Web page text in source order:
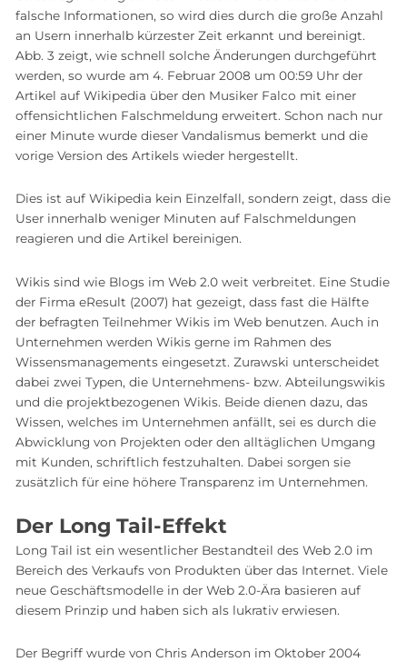
falsche Informationen, so wird dies durch die große Anzahl
an Usern innerhalb kürzester Zeit erkannt und bereinigt.
Abb. 3 zeigt, wie schnell solche Änderungen durchgeführt
werden, so wurde am 4. Februar 2008 um 00:59 Uhr der
Artikel auf Wikipedia über den Musiker Falco mit einer
offensichtlichen Falschmeldung erweitert. Schon nach nur
einer Minute wurde dieser Vandalismus bemerkt und die
vorige Version des Artikels wieder hergestellt.
Dies ist auf Wikipedia kein Einzelfall, sondern zeigt, dass die
User innerhalb weniger Minuten auf Falschmeldungen
reagieren und die Artikel bereinigen.
Wikis sind wie Blogs im Web 2.0 weit verbreitet. Eine Studie
der Firma eResult (2007) hat gezeigt, dass fast die Hälfte
der befragten Teilnehmer Wikis im Web benutzen. Auch in
Unternehmen werden Wikis gerne im Rahmen des
Wissensmanagements eingesetzt. Zurawski unterscheidet
dabei zwei Typen, die Unternehmens- bzw. Abteilungswikis
und die projektbezogenen Wikis. Beide dienen dazu, das
Wissen, welches im Unternehmen anfällt, sei es durch die
Abwicklung von Projekten oder den alltäglichen Umgang
mit Kunden, schriftlich festzuhalten. Dabei sorgen sie
zusätzlich für eine höhere Transparenz im Unternehmen.
Der Long Tail-Effekt
Long Tail ist ein wesentlicher Bestandteil des Web 2.0 im
Bereich des Verkaufs von Produkten über das Internet. Viele
neue Geschäftsmodelle in der Web 2.0-Ära basieren auf
diesem Prinzip und haben sich als lukrativ erwiesen.
Der Begriff wurde von Chris Anderson im Oktober 2004